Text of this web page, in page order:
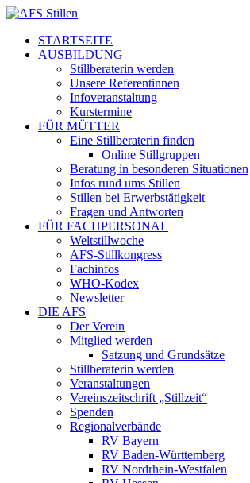
STARTSEITE
AUSBILDUNG
Stillberaterin werden
Unsere Referentinnen
Infoveranstaltung
Kurstermine
FÜR MÜTTER
Eine Stillberaterin finden
Online Stillgruppen
Beratung in besonderen Situationen
Infos rund ums Stillen
Stillen bei Erwerbstätigkeit
Fragen und Antworten
FÜR FACHPERSONAL
Weltstillwoche
AFS-Stillkongress
Fachinfos
WHO-Kodex
Newsletter
DIE AFS
Der Verein
Mitglied werden
Satzung und Grundsätze
Stillberaterin werden
Veranstaltungen
Vereinszeitschrift „Stillzeit“
Spenden
Regionalverbände
RV Bayern
RV Baden-Württemberg
RV Nordrhein-Westfalen